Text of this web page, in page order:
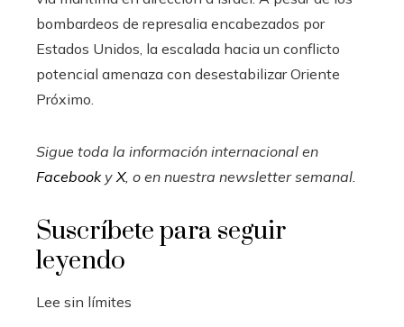
bombardeos de represalia encabezados por
Estados Unidos, la escalada hacia un conflicto
potencial amenaza con desestabilizar Oriente
Próximo.
Sigue toda la información internacional en
FacebookyX, o en nuestra newsletter semanal.
Suscríbete para seguir
leyendo
Lee sin límites